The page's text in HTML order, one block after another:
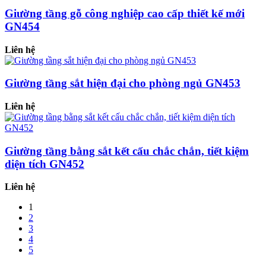
Giường tầng gỗ công nghiệp cao cấp thiết kế mới
GN454
Liên hệ
Giường tầng sắt hiện đại cho phòng ngủ GN453
Liên hệ
Giường tầng bằng sắt kết cấu chắc chắn, tiết kiệm
diện tích GN452
Liên hệ
1
2
3
4
5